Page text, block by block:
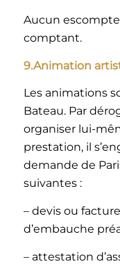
Aucun
comptant.
9.Animation
Les animations
Bateau. Par
organiser lui-
prestation, il
demande de
suivantes :
– devis ou
d’embauche
– attestation